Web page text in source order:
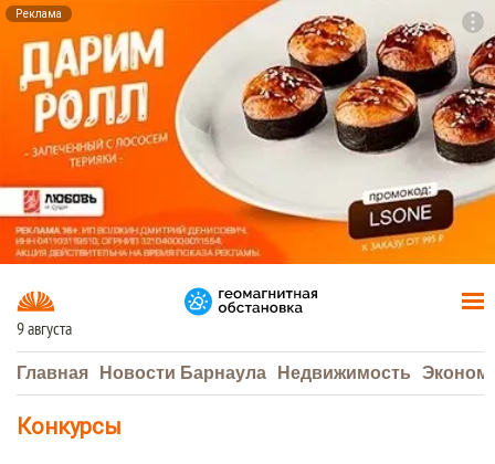
Реклама
9 августа
Главная Новости Барнаула Недвижимость
Конкурсы